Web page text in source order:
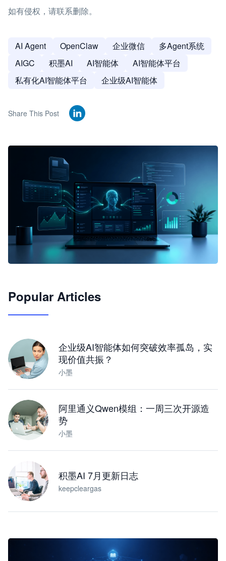
如有侵权，请联系删除。
AI Agent OpenClaw 企业微信
多Agent系统
AIGC
积墨AI AI智能体
AI智能体平台
私有化AI智能体平台
企业级AI智能体
Share This Post
JimoClaw 桌面 AI Agent 工作台
Popular Articles
企业级AI智能体如何突破效率孤岛，实
现价值共振？
小墨
阿里通义Qwen模组：一周三次开源造
势
小墨
积墨AI 7月更新日志
keepcleargas